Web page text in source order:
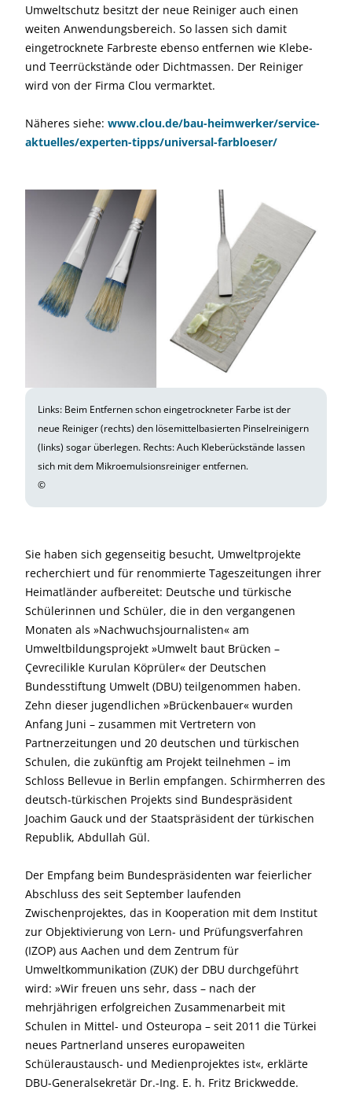
Umweltschutz besitzt der neue Reiniger auch einen
weiten Anwendungsbereich. So lassen sich damit
eingetrocknete Farbreste ebenso entfernen wie Klebe-
und Teerrückstände oder Dichtmassen. Der Reiniger
wird von der Firma Clou vermarktet.
Näheres siehe: www.clou.de/bau-heimwerker/service-
aktuelles/experten-tipps/universal-farbloeser/
Links: Beim Entfernen schon eingetrockneter Farbe ist der
neue Reiniger (rechts) den lösemittelbasierten Pinselreinigern
(links) sogar überlegen. Rechts: Auch Kleberückstände lassen
sich mit dem Mikroemulsionsreiniger entfernen.
©
Sie haben sich gegenseitig besucht, Umweltprojekte
recherchiert und für renommierte Tageszeitungen ihrer
Heimatländer aufbereitet: Deutsche und türkische
Schülerinnen und Schüler, die in den vergangenen
Monaten als »Nachwuchsjournalisten« am
Umweltbildungsprojekt »Umwelt baut Brücken –
Çevrecilikle Kurulan Köprüler« der Deutschen
Bundesstiftung Umwelt (DBU) teilgenommen haben.
Zehn dieser jugendlichen »Brückenbauer« wurden
Anfang Juni – zusammen mit Vertretern von
Partnerzeitungen und 20 deutschen und türkischen
Schulen, die zukünftig am Projekt teilnehmen – im
Schloss Bellevue in Berlin empfangen. Schirmherren des
deutsch-türkischen Projekts sind Bundespräsident
Joachim Gauck und der Staatspräsident der türkischen
Republik, Abdullah Gül.
Der Empfang beim Bundespräsidenten war feierlicher
Abschluss des seit September laufenden
Zwischenprojektes, das in Kooperation mit dem Institut
zur Objektivierung von Lern- und Prüfungsverfahren
(IZOP) aus Aachen und dem Zentrum für
Umweltkommunikation (ZUK) der DBU durchgeführt
wird: »Wir freuen uns sehr, dass – nach der
mehrjährigen erfolgreichen Zusammenarbeit mit
Schulen in Mittel- und Osteuropa – seit 2011 die Türkei
neues Partnerland unseres europaweiten
Schüleraustausch- und Medienprojektes ist«, erklärte
DBU-General­sekretär Dr.-Ing. E. h. Fritz Brickwedde.